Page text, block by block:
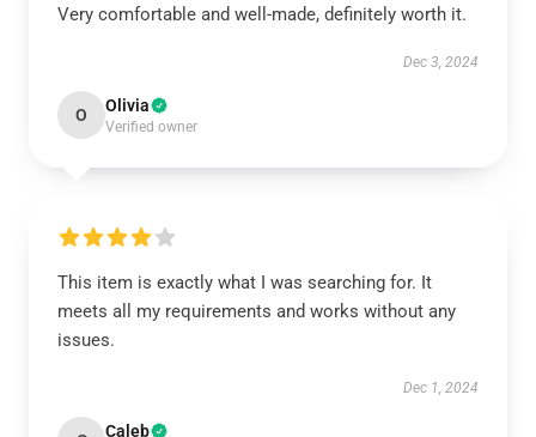
Very comfortable and well-made, definitely worth it.
Dec 3, 2024
O Olivia
Verified owner
This item is exactly what I was searching for. It
meets all my requirements and works without any
issues.
Dec 1, 2024
Caleb